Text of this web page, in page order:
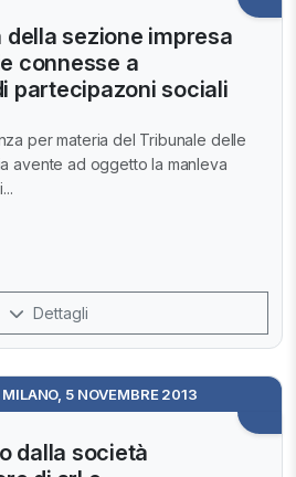
sezione impresa
connesse a
partecipazoni sociali
per materia del Tribunale delle
avente ad oggetto la manleva
Dettagli
5 NOVEMBRE 2013
dalla società